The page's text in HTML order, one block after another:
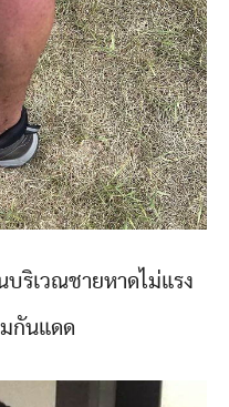
ริเวณชายหาดไม่แรง
กันแดด